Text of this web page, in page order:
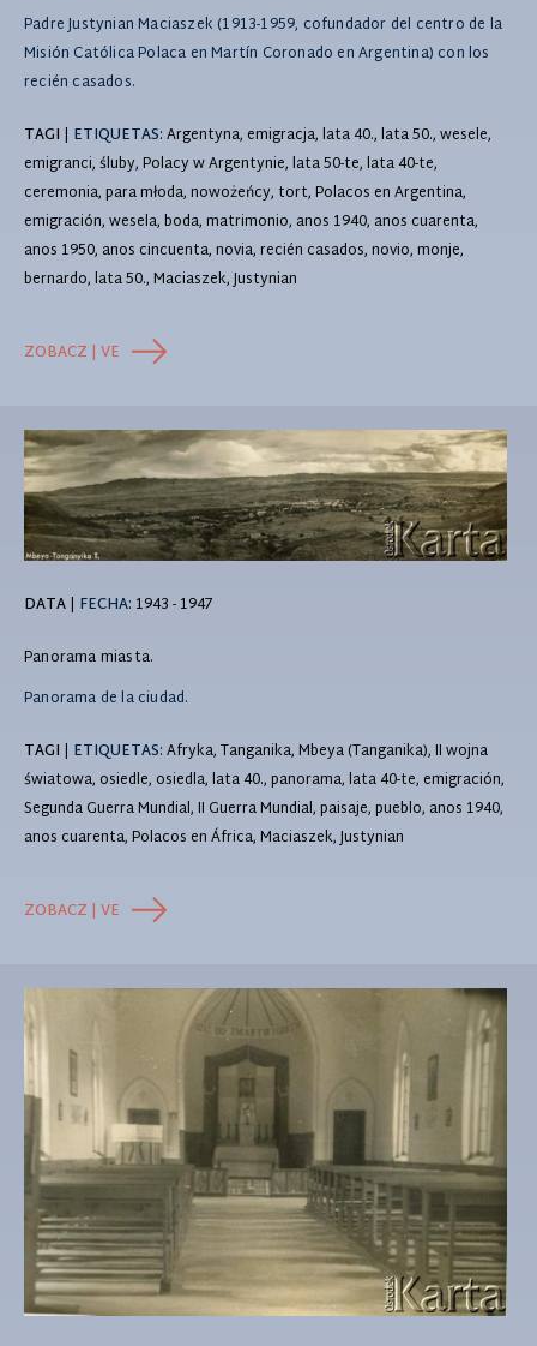
Padre Justynian Maciaszek (1913-1959, cofundador del centro de la
Misión Católica Polaca en Martín Coronado en Argentina) con los
recién casados.
TAGI | ETIQUETAS: Argentyna, emigracja, lata 40., lata 50., wesele,
emigranci, śluby, Polacy w Argentynie, lata 50-te, lata 40-te,
ceremonia, para młoda, nowożeńcy, tort, Polacos en Argentina,
emigración, wesela, boda, matrimonio, anos 1940, anos cuarenta,
anos 1950, anos cincuenta, novia, recién casados, novio, monje,
bernardo, lata 50., Maciaszek, Justynian
ZOBACZ | VE
DATA| FECHA: 1943 - 1947
Panorama miasta.
Panorama de la ciudad.
TAGI | ETIQUETAS: Afryka, Tanganika, Mbeya (Tanganika), II wojna
światowa, osiedle, osiedla, lata 40., panorama, lata 40-te, emigración,
Segunda Guerra Mundial, II Guerra Mundial, paisaje, pueblo, anos 1940,
anos cuarenta, Polacos en África, Maciaszek, Justynian
ZOBACZ | VE